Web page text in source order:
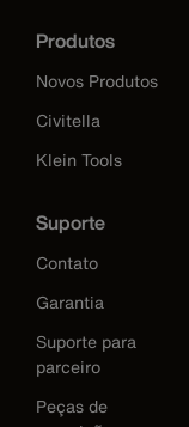
Produtos
Novos Produtos
Civitella
Klein Tools
Suporte
Contato
Garantia
Suporte para
parceiro
Peças de